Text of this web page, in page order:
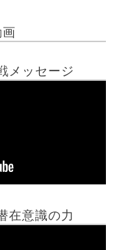
メッセージ
在意識の力